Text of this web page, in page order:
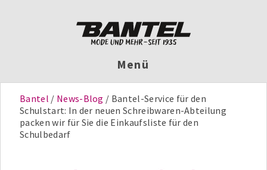
Menü
Bantel News-Blog
Bantel-Service für den
Schulstart: In der neuen Schreibwaren-Abteilung
packen wir für Sie die Einkaufsliste für den
Schulbedarf